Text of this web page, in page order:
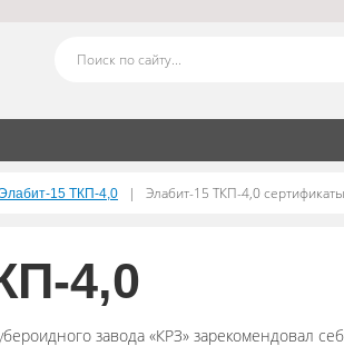
15 ТКП-4,0 | Элабит-15 ТКП-4,0 сертификаты
4,0
завода «КРЗ» зарекомендовал